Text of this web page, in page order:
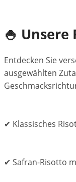
🍚
Entdecken Sie
ausgewählten
✔ Klassisches
✔ Safran-Risotto